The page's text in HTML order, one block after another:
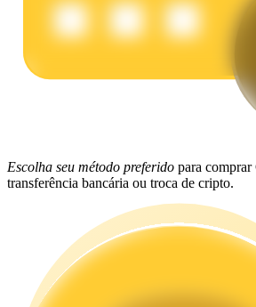
Porquinho poderoso
Ganhe recompensas competitivas
Estacamento
Altos retornos e acesso instantâneo
Escolha seu método preferido para
transferência bancária ou troca de cripto.